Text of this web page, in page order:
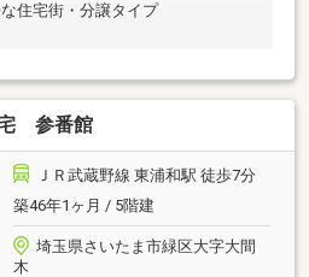
住宅街・分譲タイプ
参番館
ＪＲ武蔵野線 東浦和駅 徒歩7分
築46年1ヶ月 / 5階建
埼玉県さいたま市緑区大字大間
木